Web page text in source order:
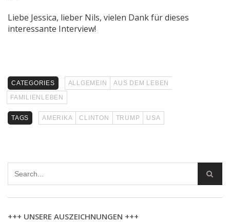
Liebe Jessica, lieber Nils, vielen Dank für dieses
interessante Interview!
CATEGORIES ALLGEMEIN
AUS DEM LEBEN
FAMILIENLEBEN
TAGS AMERIKA CLINTON TRUMP USA
+++ UNSERE AUSZEICHNUNGEN +++